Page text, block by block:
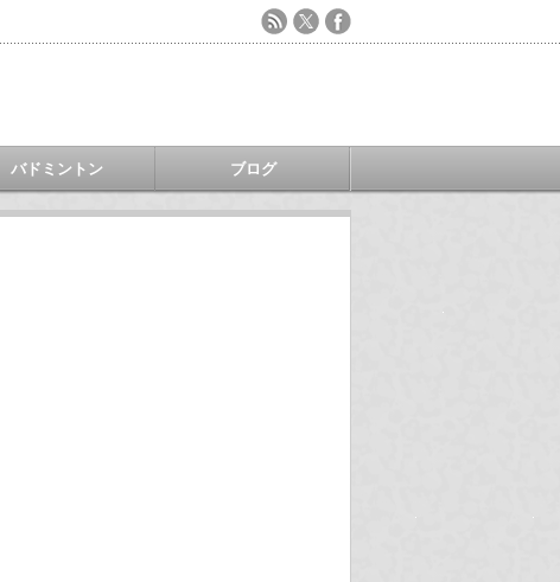
バドミントン ブログ